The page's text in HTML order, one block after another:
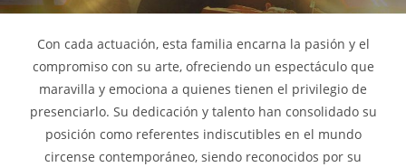
Con cada actuación, esta familia encarna la pasión y el
compromiso con su arte, ofreciendo un espectáculo que
maravilla y emociona a quienes tienen el privilegio de
presenciarlo. Su dedicación y talento han consolidado su
posición como referentes indiscutibles en el mundo
circense contemporáneo, siendo reconocidos por su